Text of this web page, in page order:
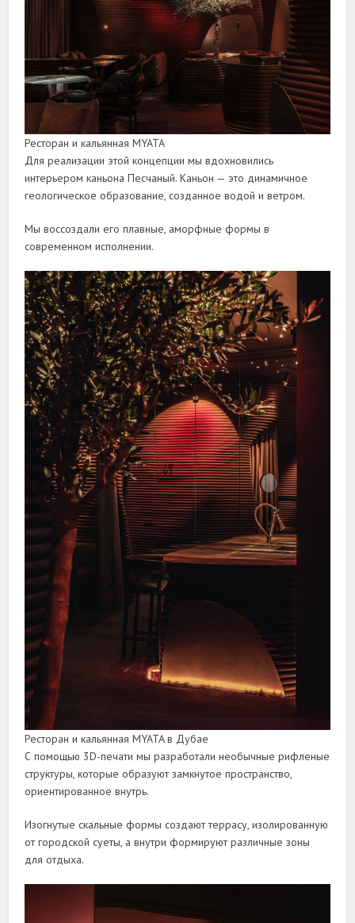
Ресторан и кальянная MYATA
Для реализации этой концепции мы вдохновились
интерьером каньона Песчаный. Каньон — это динамичное
геологическое образование, созданное водой и ветром.
Мы воссоздали его плавные, аморфные формы в
современном исполнении.
Ресторан и кальянная MYATA в Дубае
С помощью 3D-печати мы разработали необычные рифленые
структуры, которые образуют замкнутое пространство,
ориентированное внутрь.
Изогнутые скальные формы создают террасу, изолированную
от городской суеты, а внутри формируют различные зоны
для отдыха.